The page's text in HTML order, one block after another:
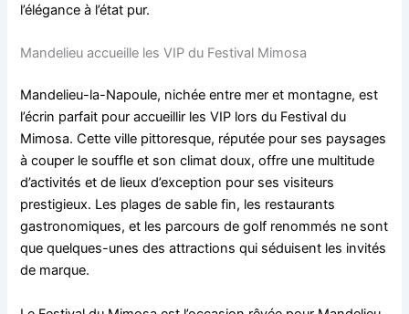
l’élégance à l’état pur.
Mandelieu accueille les VIP du Festival Mimosa
Mandelieu-la-Napoule, nichée entre mer et montagne, est
l’écrin parfait pour accueillir les VIP lors du Festival du
Mimosa. Cette ville pittoresque, réputée pour ses paysages
à couper le souffle et son climat doux, offre une multitude
d’activités et de lieux d’exception pour ses visiteurs
prestigieux. Les plages de sable fin, les restaurants
gastronomiques, et les parcours de golf renommés ne sont
que quelques-unes des attractions qui séduisent les invités
de marque.